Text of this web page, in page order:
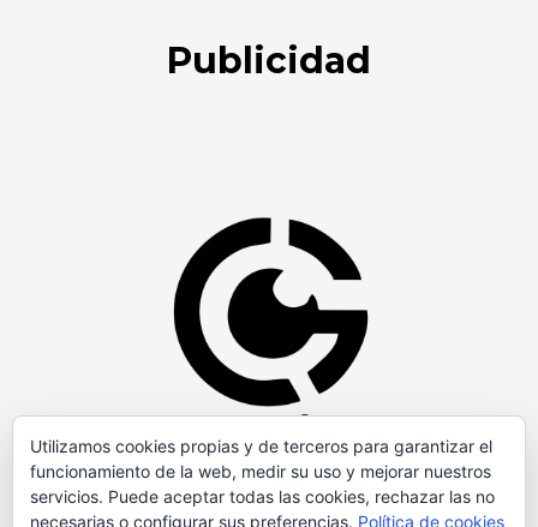
Publicidad
Utilizamos cookies propias y de terceros para garantizar el
funcionamiento de la web, medir su uso y mejorar nuestros
servicios. Puede aceptar todas las cookies, rechazar las no
necesarias o configurar sus preferencias. Política de cookies